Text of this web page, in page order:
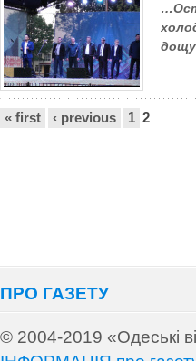
дощу
Сторінки
« first ‹ previous 1 2
ПРО ГАЗЕТУ
© 2004-2019 «Одеські